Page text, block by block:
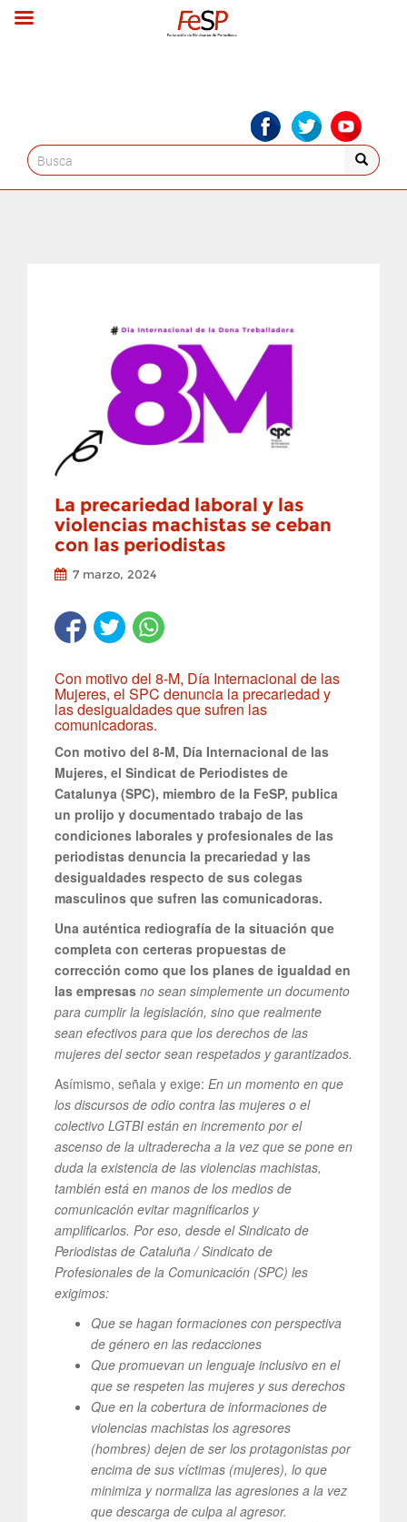
Search
for:
La precariedad laboral y las
violencias machistas se ceban
con las periodistas
7 marzo, 2024
Con motivo del 8-M, Día Internacional de las
Mujeres, el SPC denuncia la precariedad y
las desigualdades que sufren las
comunicadoras.
Con motivo del 8-M, Día Internacional de las
Mujeres, el Sindicat de Periodistes de
Catalunya (SPC), miembro de la FeSP, publica
un prolijo y documentado trabajo de las
condiciones laborales y profesionales de las
periodistas denuncia la precariedad y las
desigualdades respecto de sus colegas
masculinos que sufren las comunicadoras.
Una auténtica rediografía de la situación que
completa con certeras propuestas de
corrección como que los planes de igualdad en
las empresas no sean simplemente un documento
para cumplir la legislación, sino que realmente
sean efectivos para que los derechos de las
mujeres del sector sean respetados y garantizados.
Asímismo, señala y exige: En un momento en que
los discursos de odio contra las mujeres o el
colectivo LGTBI están en incremento por el
ascenso de la ultraderecha a la vez que se pone en
duda la existencia de las violencias machistas,
también está en manos de los medios de
comunicación evitar magnificarlos y
amplificarlos. Por eso, desde el Sindicato de
Periodistas de Cataluña / Sindicato de
Profesionales de la Comunicación (SPC) les
exigimos:
Que se hagan formaciones con perspectiva
de género en las redacciones
Que promuevan un lenguaje inclusivo en el
que se respeten las mujeres y sus derechos
Que en la cobertura de informaciones de
violencias machistas los agresores
(hombres) dejen de ser los protagonistas por
encima de sus víctimas (mujeres), lo que
minimiza y normaliza las agresiones a la vez
que descarga de culpa al agresor.